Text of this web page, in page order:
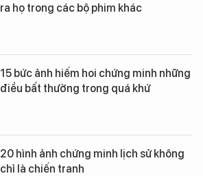
ra họ trong các bộ phim khác
15 bức ảnh hiếm hoi chứng minh những
điều bất thường trong quá khứ
20 hình ảnh chứng minh lịch sử không
chỉ là chiến tranh